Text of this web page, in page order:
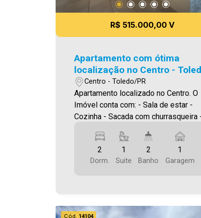
R$ 515.000,00 V
Apartamento com ótima
localização no Centro -
PRCentro - Toledo/PR
Apartamento localizado no Centro. O
Imóvel conta com: - Sala de estar -
Cozinha - Sacada com churrasqueira
(suíte e social) - Área de serviço - Box
individual no térreo - 01 vaga de
garagem coberta Área privativa 74,40m²
cidade, tanto para locação quanto para
2
Dorm.
1
Suite
2
Banho
1
Garagem
Cód. 14104